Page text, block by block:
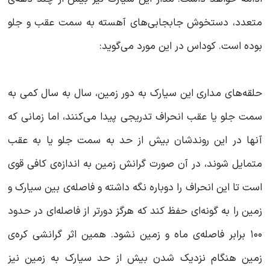
متعدد، دستخوش جابجابی‌های آهسته به سمت عقب و جلو
بوده است. کوداس در این مورد می‌گوید:
حلقه‌های مداری این سیارک به دور زمین، سال به سال کمی به
سمت جلو یا عقب انحراف تدریجی پیدا می‌کنند، اما زمانی که
آنها در این روندشان بیش از حد به سمت جلو یا به عقب
متمایل شوند، در آن صورت گرانش زمین به اندازه‌ی کافی قوی
است تا این انحراف را دوباره نگه داشته و فاصله‌ی بین سیارک و
زمین را به گونه‌ای حفظ کند که هرگز دورتر از فاصله‌ای در حدود
۱۰۰ برابر فاصله‌ی ماه و زمین نشود. همین اثر گرانشی کره‌ی
زمین هنگام نزدیک شدن بیش از حد سیارک به زمین نیز